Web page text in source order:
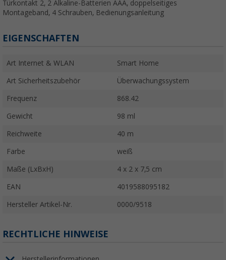
Türkontakt 2, 2 Alkaline-Batterien AAA, doppelseitiges
Montageband, 4 Schrauben, Bedienungsanleitung
EIGENSCHAFTEN
Art Internet & WLAN Smart Home
Art Sicherheitszubehör Überwachungssystem
Frequenz 868.42
Gewicht 98 ml
Reichweite 40 m
Farbe weiß
Maße (LxBxH) 4 x 2 x 7,5 cm
EAN 4019588095182
Hersteller Artikel-Nr. 0000/9518
RECHTLICHE HINWEISE